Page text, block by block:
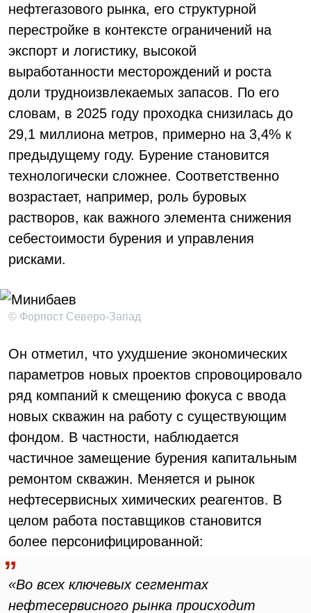
нефтегазового рынка, его структурной
перестройке в контексте ограничений на
экспорт и логистику, высокой
выработанности месторождений и роста
доли трудноизвлекаемых запасов. По его
словам, в 2025 году проходка снизилась до
29,1 миллиона метров, примерно на 3,4% к
предыдущему году. Бурение становится
технологически сложнее. Соответственно
возрастает, например, роль буровых
растворов, как важного элемента снижения
себестоимости бурения и управления
рисками.
© Форпост Северо-Запад
Он отметил, что ухудшение экономических
параметров новых проектов спровоцировало
ряд компаний к смещению фокуса с ввода
новых скважин на работу с существующим
фондом. В частности, наблюдается
частичное замещение бурения капитальным
ремонтом скважин. Меняется и рынок
нефтесервисных химических реагентов. В
целом работа поставщиков становится
более персонифицированной:
«Во всех ключевых сегментах
нефтесервисного рынка происходит